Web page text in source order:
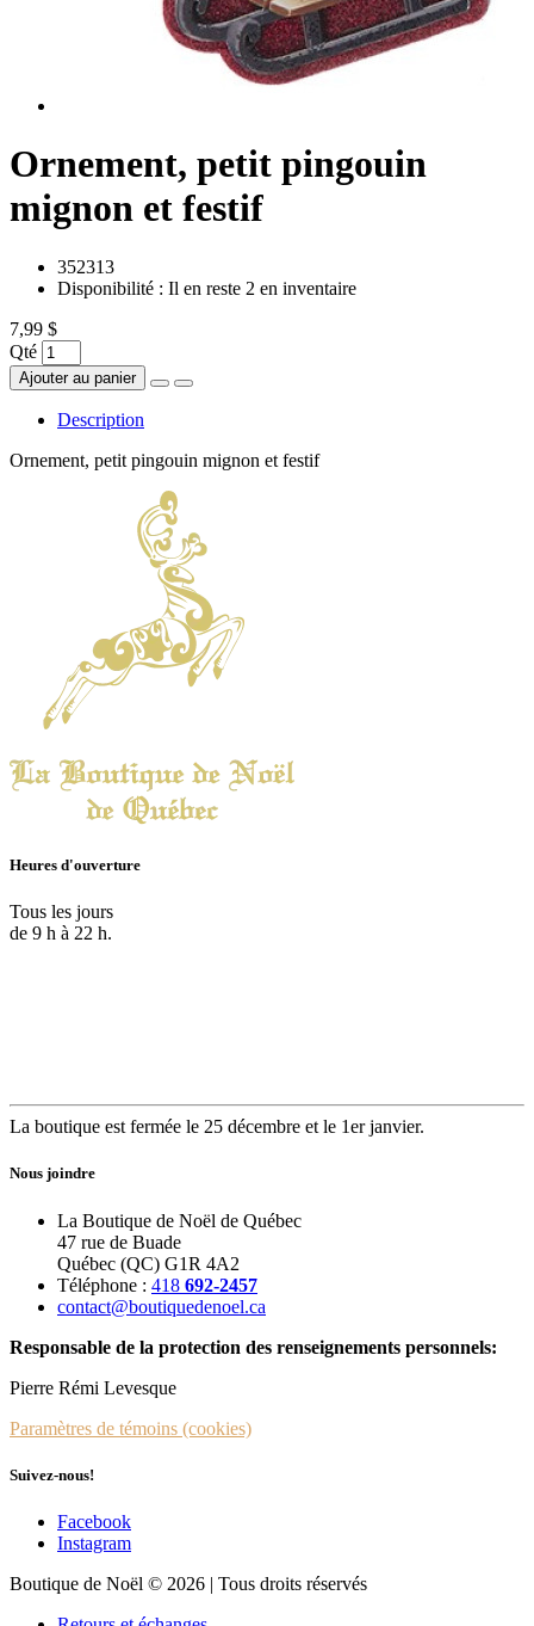
Ornement, petit pingouin
mignon et festif
352313
Disponibilité : Il en reste 2 en inventaire
7,99 $
Qté
Ajouter au panier
Description
Ornement, petit pingouin mignon et festif
Heures d'ouverture
Tous les jours
de 9 h à 22 h.
La boutique est fermée le 25 décembre et le 1er janvier.
Nous joindre
La Boutique de Noël de Québec
47 rue de Buade
Québec (QC) G1R 4A2
Téléphone : 418 692-2457
contact@boutiquedenoel.ca
Responsable de la protection des renseignements personnels:
Pierre Rémi Levesque
Paramètres de témoins (cookies)
Suivez-nous!
Facebook
Instagram
Boutique de Noël © 2026 | Tous droits réservés